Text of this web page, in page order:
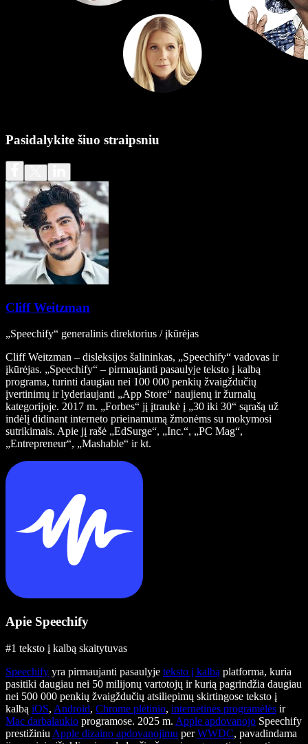
Pasidalykite šiuo straipsniu
Cliff Weitzman
„Speechify“ generalinis direktorius / įkūrėjas
Cliff Weitzman – disleksijos šalininkas, „Speechify“ vadovas ir
įkūrėjas. „Speechify“ – pirmaujanti pasaulyje teksto į kalbą
programa, turinti daugiau nei 100 000 penkių žvaigždučių
įvertinimų ir lyderiaujanti „App Store“ naujienų ir žurnalų
kategorijoje. 2017 m. „Forbes“ jį įtraukė į „30 iki 30“ sąrašą už
indėlį didinant interneto prieinamumą žmonėms su mokymosi
sutrikimais. Apie jį rašė „EdSurge“, „Inc.“, „PC Mag“,
„Entrepreneur“, „Mashable“ ir kt.
Apie Speechify
#1 teksto į kalbą skaitytuvas
Speechify yra pirmaujanti pasaulyje teksto į kalbą platforma, kuria
pasitiki daugiau nei 50 milijonų vartotojų ir kurią pagrindžia daugiau
nei 500 000 penkių žvaigždučių atsiliepimų skirtingose teksto į
kalbą iOS, Android, Chrome plėtinio, internetinės programėlės ir
Mac darbalaukio programose. 2025 m. Apple apdovanojo Speechify
prestižiniu Apple dizaino apdovanojimu perWWDC, pavadindama